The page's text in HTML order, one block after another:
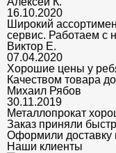
16.10.2020
Широкий
сервис. Работаем с
Виктор Е.
07.04.2020
Хорошие цены у
Качеством товара
Михаил Рябов
30.11.2019
Металлопрокат
Заказ приняли
Оформили доставку
Наши клиенты